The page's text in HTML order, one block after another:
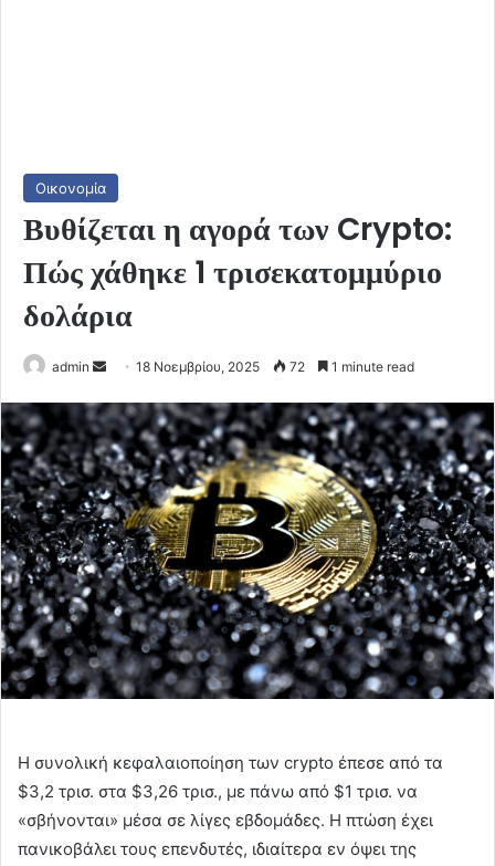
Οικονομία
Βυθίζεται η αγορά των Crypto:
Πώς χάθηκε 1 τρισεκατομμύριο
δολάρια
admin
Send
email
18 Νοεμβρίου, 2025 72 1 minute read
Η συνολική κεφαλαιοποίηση των crypto έπεσε από τα
$3,2 τρισ. στα $3,26 τρισ., με πάνω από $1 τρισ. να
«σβήνονται» μέσα σε λίγες εβδομάδες. Η πτώση έχει
πανικοβάλει τους επενδυτές, ιδιαίτερα εν όψει της